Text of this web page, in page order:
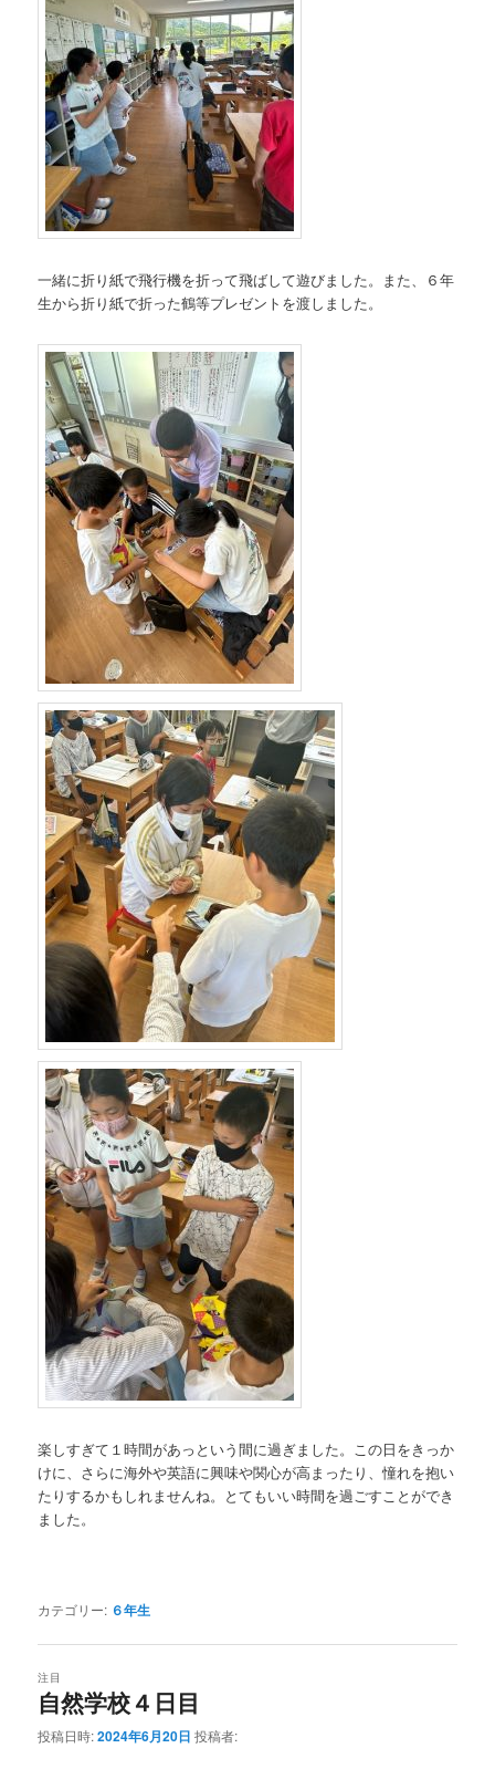
一緒に折り紙で飛行機を折って飛ばして遊びました。また、６年
生から折り紙で折った鶴等プレゼントを渡しました。
楽しすぎて１時間があっという間に過ぎました。この日をきっか
けに、さらに海外や英語に興味や関心が高まったり、憧れを抱い
たりするかもしれませんね。とてもいい時間を過ごすことができ
ました。
カテゴリー: ６年生
自然学校４日目
注目
投稿日時:2024年6月20日 投稿者: